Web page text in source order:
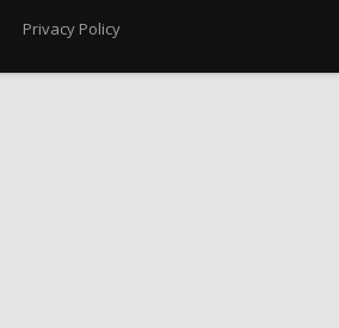
Privacy Policy